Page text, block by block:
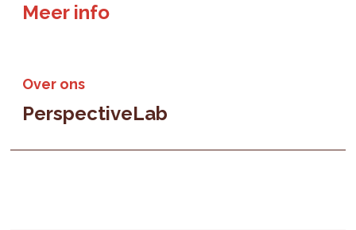
Meer info
Over ons
PerspectiveLab